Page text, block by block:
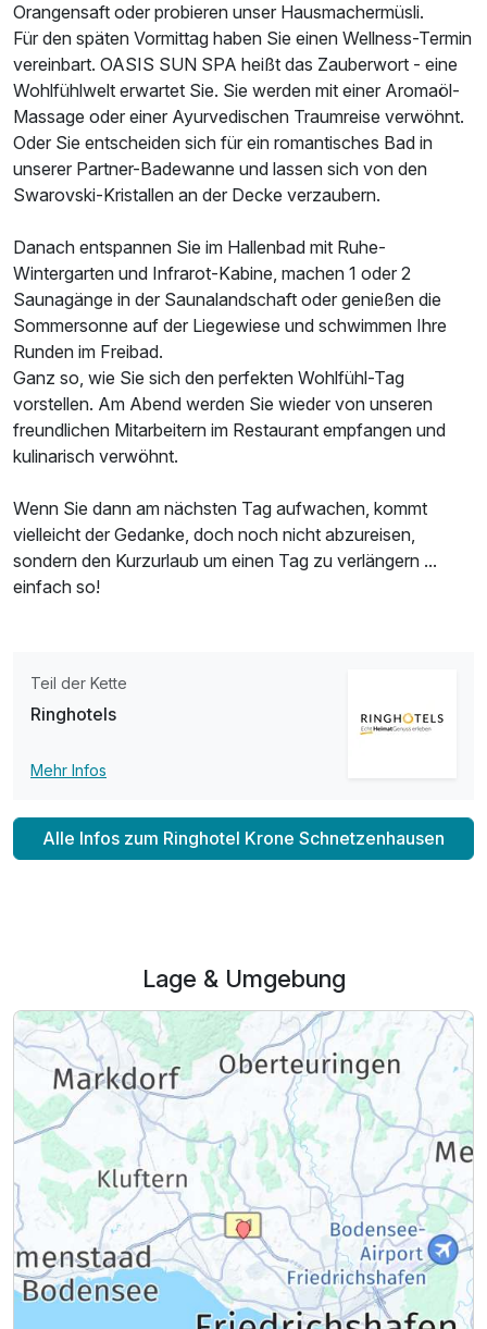
Ausstattung
Für 3 Tage p.P. ab310,00 €
2 Erwachsene und 2 Kinder
Orangensaft oder probieren unser Hausmachermüsli.
Für den späten Vormittag haben Sie einen Wellness-Termin
vereinbart. OASIS SUN SPA heißt das Zauberwort - eine
Wohlfühlwelt erwartet Sie. Sie werden mit einer Aromaöl-
Massage oder einer Ayurvedischen Traumreise verwöhnt.
Oder Sie entscheiden sich für ein romantisches Bad in
unserer Partner-Badewanne und lassen sich von den
Swarovski-Kristallen an der Decke verzaubern.
Danach entspannen Sie im Hallenbad mit Ruhe-
Wintergarten und Infrarot-Kabine, machen 1 oder 2
Saunagänge in der Saunalandschaft oder genießen die
Sommersonne auf der Liegewiese und schwimmen Ihre
Runden im Freibad.
Ganz so, wie Sie sich den perfekten Wohlfühl-Tag
vorstellen. Am Abend werden Sie wieder von unseren
freundlichen Mitarbeitern im Restaurant empfangen und
kulinarisch verwöhnt.
Wenn Sie dann am nächsten Tag aufwachen, kommt
vielleicht der Gedanke, doch noch nicht abzureisen,
sondern den Kurzurlaub um einen Tag zu verlängern ...
einfach so!
Teil der Kette
Ringhotels
Mehr Infos
Alle Infos zum Ringhotel Krone Schnetzenhausen
Lage & Umgebung